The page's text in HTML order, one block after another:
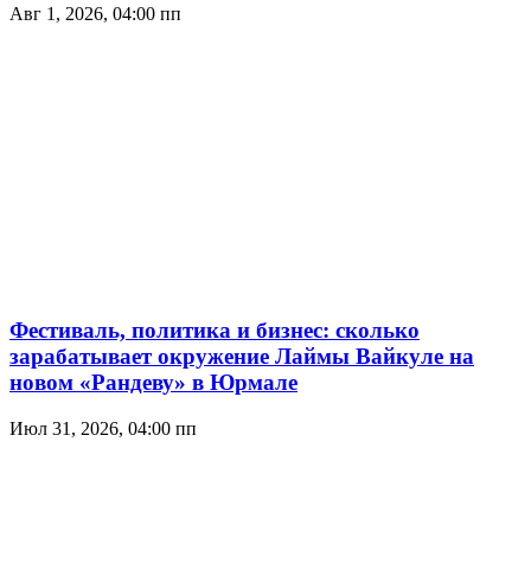
Авг 1, 2026, 04:00 пп
Фестиваль, политика и бизнес: сколько
зарабатывает окружение Лаймы Вайкуле на
новом «Рандеву» в Юрмале
Июл 31, 2026, 04:00 пп